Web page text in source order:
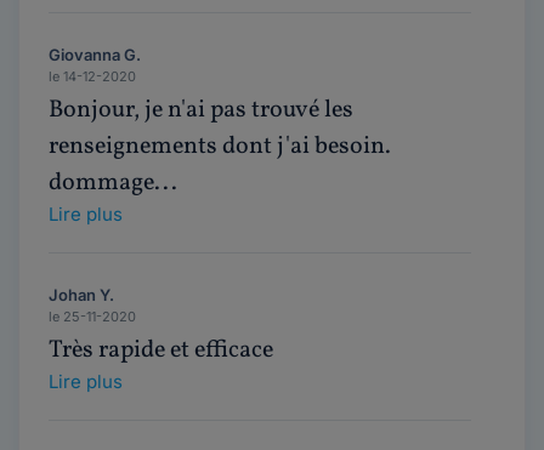
Giovanna G.
le 14-12-2020
Bonjour, je n'ai pas trouvé les
renseignements dont j'ai besoin.
dommage...
Lire plus
Johan Y.
le 25-11-2020
Très rapide et efficace
Lire plus